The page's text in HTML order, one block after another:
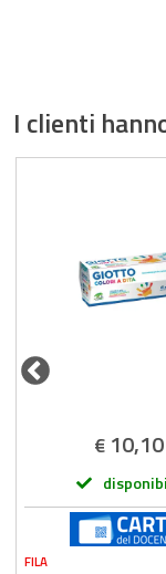
I clienti
€ 10,10
FILA